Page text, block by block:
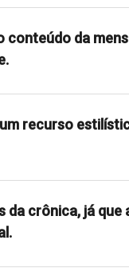
conteúdo da
recurso
crônica, já